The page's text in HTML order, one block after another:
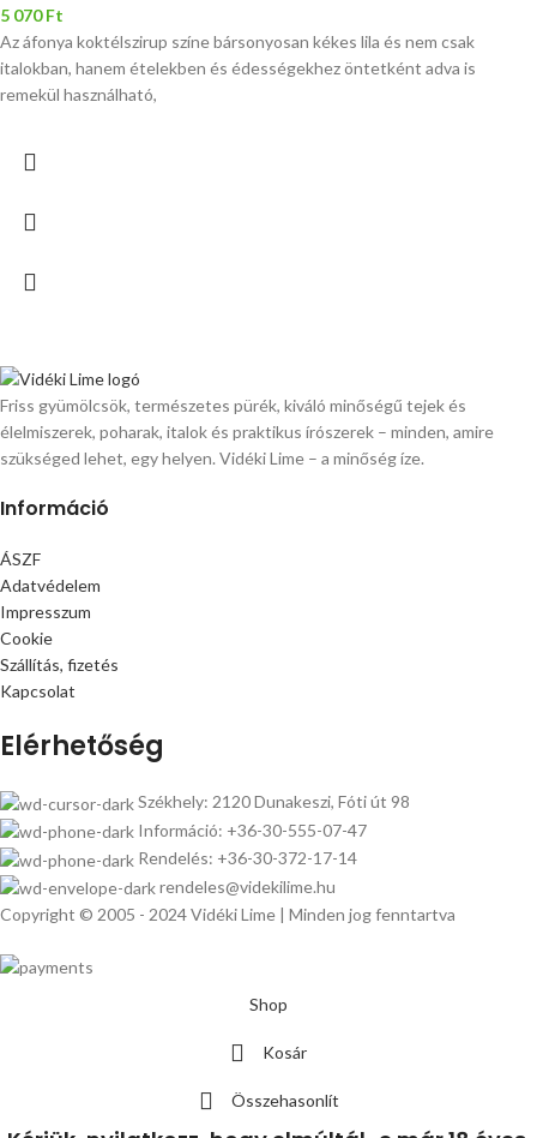
5 070Ft
Az áfonya koktélszirup színe bársonyosan kékes lila és nem csak
italokban, hanem ételekben és édességekhez öntetként adva is
remekül használható,
Friss gyümölcsök, természetes pürék, kiváló minőségű tejek és
élelmiszerek, poharak, italok és praktikus írószerek – minden, amire
szükséged lehet, egy helyen. Vidéki Lime – a minőség íze.
Információ
ÁSZF
Adatvédelem
Impresszum
Cookie
Szállítás, fizetés
Kapcsolat
Elérhetőség
Székhely: 2120 Dunakeszi, Fóti út 98
Információ: +36-30-555-07-47
Rendelés: +36-30-372-17-14
rendeles@videkilime.hu
Copyright © 2005 - 2024 Vidéki Lime | Minden jog fenntartva
Shop
Kosár
Összehasonlít